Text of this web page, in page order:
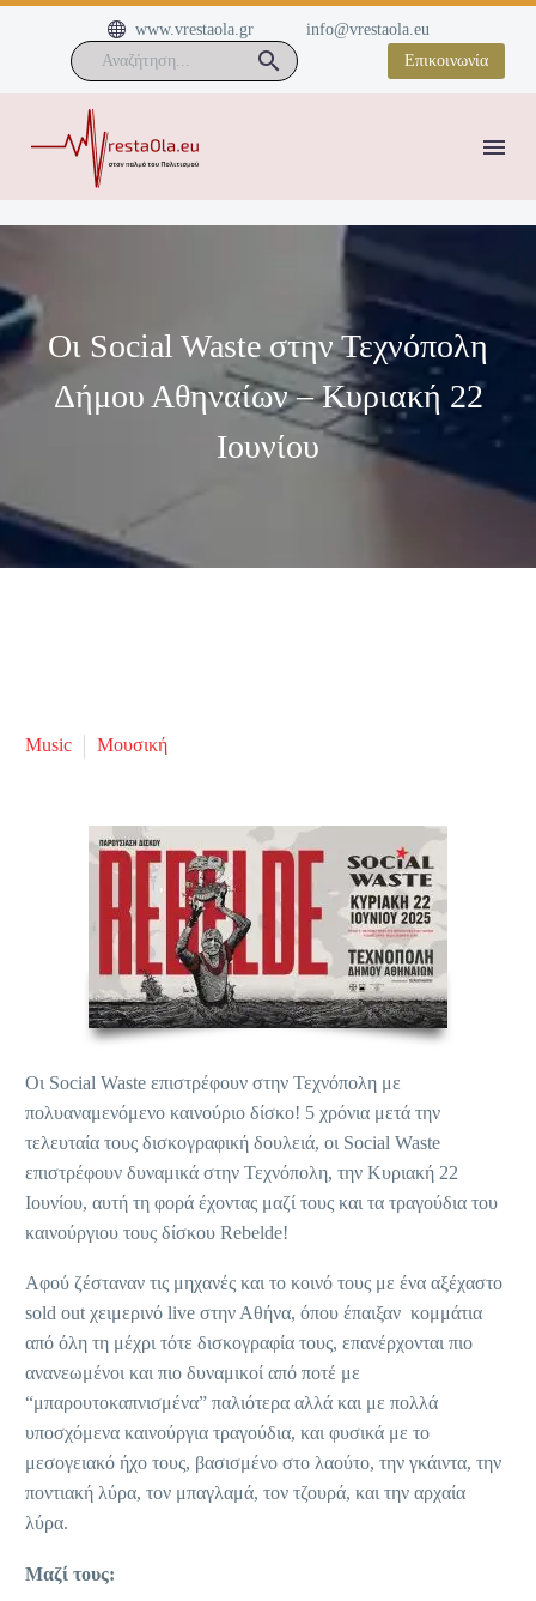

 www.vrestaola.gr
info@vrestaola.eu
Επικοινωνία
Οι Social Waste στην Τεχνόπολη
Δήμου Αθηναίων – Κυριακή 22
Ιουνίου
Music Μουσική
Οι Social Waste επιστρέφουν στην Τεχνόπολη με
πολυαναμενόμενο καινούριο δίσκο! 5 χρόνια μετά την
τελευταία τους δισκογραφική δουλειά, οι Social Waste
επιστρέφουν δυναμικά στην Τεχνόπολη, την Κυριακή 22
Ιουνίου, αυτή τη φορά έχοντας μαζί τους και τα τραγούδια του
καινούργιου τους δίσκου Rebelde!
Αφού ζέσταναν τις μηχανές και το κοινό τους με ένα αξέχαστο
sold out χειμερινό live στην Αθήνα, όπου έπαιξαν κομμάτια
από όλη τη μέχρι τότε δισκογραφία τους, επανέρχονται πιο
ανανεωμένοι και πιο δυναμικοί από ποτέ με
“μπαρουτοκαπνισμένα” παλιότερα αλλά και με πολλά
υποσχόμενα καινούργια τραγούδια, και φυσικά με το
μεσογειακό ήχο τους, βασισμένο στο λαούτο, την γκάιντα, την
ποντιακή λύρα, τον μπαγλαμά, τον τζουρά, και την αρχαία
λύρα.
Μαζί τους: